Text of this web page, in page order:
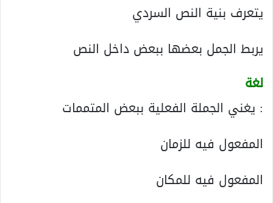
يتعرف بنية النص السردي
يربط الجمل بعضها ببعض داخل النص
لغة
: يغني الجملة الفعلية ببعض المتممات
المفعول فيه للزمان
المفعول فيه للمكان